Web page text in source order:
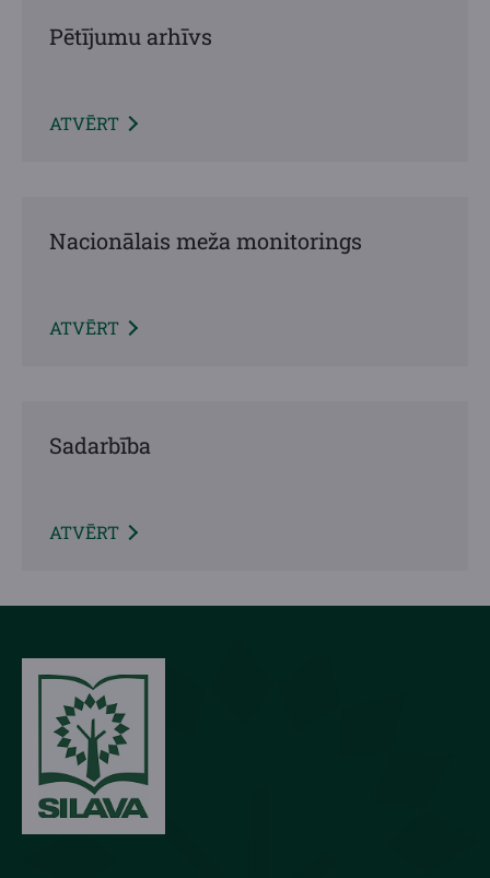
Pētījumu arhīvs
ATVĒRT
Nacionālais meža monitorings
ATVĒRT
Sadarbība
ATVĒRT